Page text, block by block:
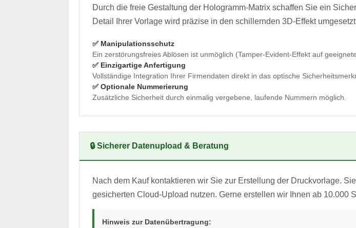
Durch die freie Gestaltung der Hologramm-Matrix schaffen Sie ein
Detail Ihrer Vorlage wird präzise in den schillernden 3D-Effekt
✅ Manipulationsschutz
Ein zerstörungsfreies Ablösen ist unmöglich (Tamper-Evident-Effekt auf
✅ Einzigartige Anfertigung
Vollständige Integration Ihrer Firmendaten direkt in das optische
✅ Optionale Nummerierung
Zusätzliche Sicherheit durch einmalig vergebene, laufende Nummern möglich.
🔒 Sicherer Datenupload & Beratung
Nach dem Kauf kontaktieren wir Sie zur Erstellung der Druckvorlage.
gesicherten Cloud-Upload nutzen. Gerne erstellen wir Ihnen ab 10.000
Hinweis zur Datenübertragung: